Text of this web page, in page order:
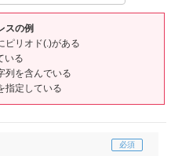
スの例
ピリオド(.)がある
いる
列を含んでいる
指定している